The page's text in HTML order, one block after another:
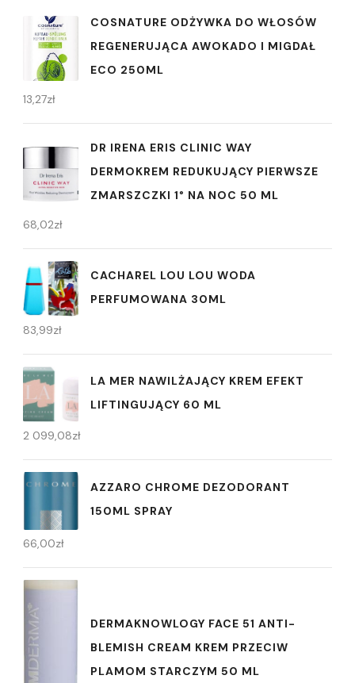
COSNATURE ODŻYWKA DO WŁOSÓW
REGENERUJĄCA AWOKADO I MIGDAŁ
ECO 250ML
13,27zł
DR IRENA ERIS CLINIC WAY
DERMOKREM REDUKUJĄCY PIERWSZE
ZMARSZCZKI 1° NA NOC 50 ML
68,02zł
CACHAREL LOU LOU WODA
PERFUMOWANA 30ML
83,99zł
LA MER NAWILŻAJĄCY KREM EFEKT
LIFTINGUJĄCY 60 ML
2 099,08zł
AZZARO CHROME DEZODORANT
150ML SPRAY
66,00zł
DERMAKNOWLOGY FACE 51 ANTI-
BLEMISH CREAM KREM PRZECIW
PLAMOM STARCZYM 50 ML